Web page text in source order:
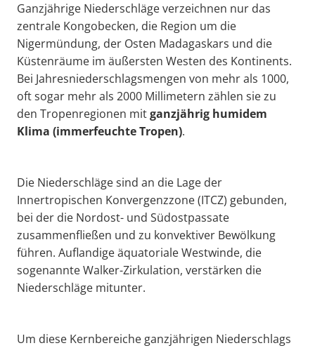
Ganzjährige Niederschläge verzeichnen nur das
zentrale Kongobecken, die Region um die
Nigermündung, der Osten Madagaskars und die
Küstenräume im äußersten Westen des Kontinents.
Bei Jahresniederschlagsmengen von mehr als 1000,
oft sogar mehr als 2000 Millimetern zählen sie zu
den Tropenregionen mitganzjährig humidem
Klima (immerfeuchteTropen).
Die Niederschläge sind an die Lage der
Innertropischen Konvergenzzone (ITCZ) gebunden,
bei der die Nordost- und Südostpassate
zusammenfließen und zu konvektiver Bewölkung
führen. Auflandige äquatoriale Westwinde, die
sogenannte Walker-Zirkulation, verstärken die
Niederschläge mitunter.
Um diese Kernbereiche ganzjährigen Niederschlags